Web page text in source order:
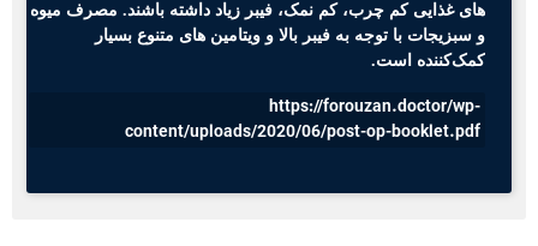
های غذایی کم چرب، کم نمک، فیبر زیاد داشته باشند. مصرف میوه
و سبزیجات با توجه به فیبر بالا و ویتامین های متنوع بسیار
کمک‌کننده است.
https://forouzan.doctor/wp-
content/uploads/2020/06/post-op-booklet.pdf